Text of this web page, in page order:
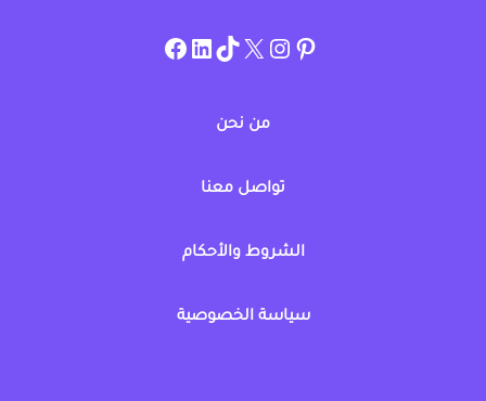
pinterest
allcouponat
twitter
TikTok
linkedin
facebook
من نحن
تواصل معنا
الشروط والأحكام
سياسة الخصوصية